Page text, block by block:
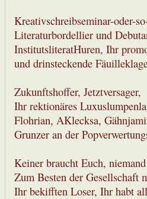
Kreativschreibseminar-oder-
Literaturbordellier und
InstitutsliteratHuren, Ihr
und drinsteckende
Zukunftshoffer, Jetztversager,
Ihr rektionäres
Flohrian, AKlecksa,
Grunzer an der
Keiner braucht Euch,
Zum Besten der Gesellschaft
Ihr bekifften Loser, Ihr habt